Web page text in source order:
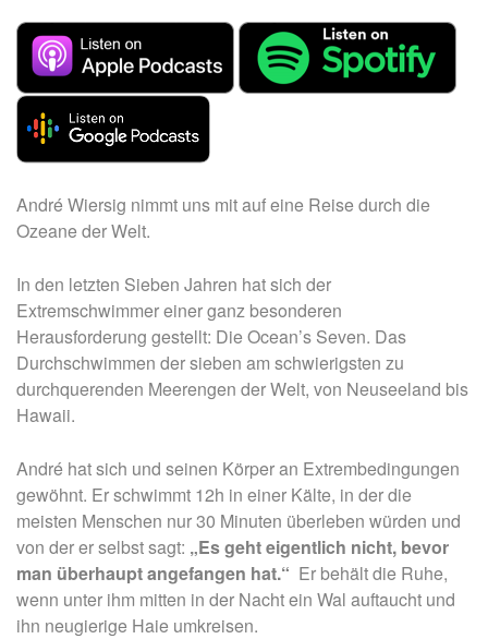
André Wiersig nimmt uns mit auf eine Reise durch die
Ozeane der Welt.
In den letzten Sieben Jahren hat sich der
Extremschwimmer einer ganz besonderen
Herausforderung gestellt: Die Ocean’s Seven. Das
Durchschwimmen der sieben am schwierigsten zu
durchquerenden Meerengen der Welt, von Neuseeland bis
Hawaii.
André hat sich und seinen Körper an Extrembedingungen
gewöhnt. Er schwimmt 12h in einer Kälte, in der die
meisten Menschen nur 30 Minuten überleben würden und
von der er selbst sagt: „Es geht eigentlich nicht, bevor
man überhaupt angefangen hat.“ Er behält die Ruhe,
wenn unter ihm mitten in der Nacht ein Wal auftaucht und
ihn neugierige Haie umkreisen.